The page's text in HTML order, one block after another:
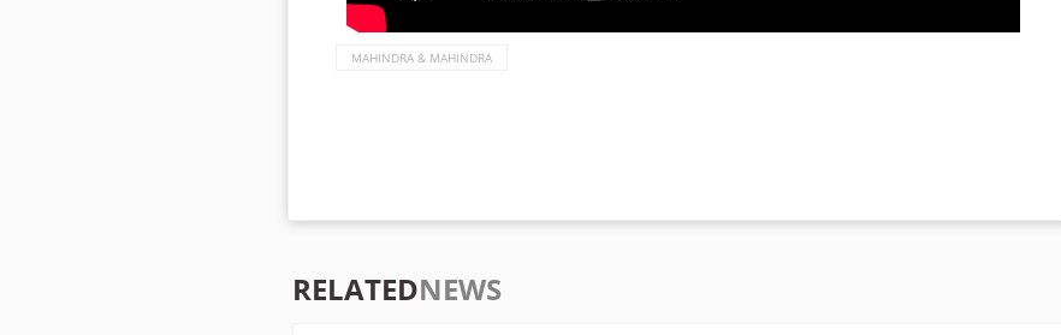
MAHINDRA & MAHINDRA
RELATEDNEWS